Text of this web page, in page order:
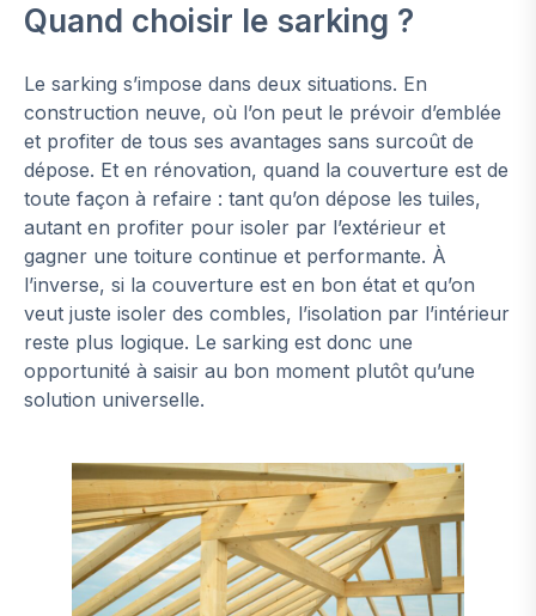
Quand choisir le sarking ?
Le sarking s’impose dans deux situations. En
construction neuve, où l’on peut le prévoir d’emblée
et profiter de tous ses avantages sans surcoût de
dépose. Et en rénovation, quand la couverture est de
toute façon à refaire : tant qu’on dépose les tuiles,
autant en profiter pour isoler par l’extérieur et
gagner une toiture continue et performante. À
l’inverse, si la couverture est en bon état et qu’on
veut juste isoler des combles, l’isolation par l’intérieur
reste plus logique. Le sarking est donc une
opportunité à saisir au bon moment plutôt qu’une
solution universelle.